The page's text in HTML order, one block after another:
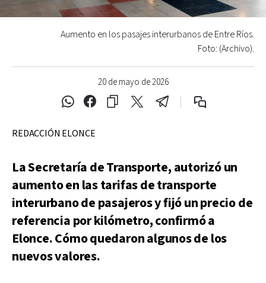
20 de mayo de 2026
Aumento en los pasajes interurbanos de Entre Ríos.
Foto: (Archivo).
REDACCIÓN ELONCE
La Secretaría de Transporte, autorizó un
aumento en las tarifas de transporte
interurbano de pasajeros y fijó un precio de
referencia por kilómetro, confirmó a
Elonce. Cómo quedaron algunos de los
nuevos valores.